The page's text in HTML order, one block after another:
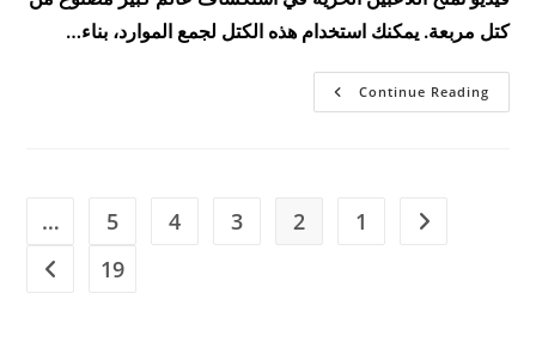
كتل مربعة. يمكنك استخدام هذه الكتل لجمع الموارد، بناء…
Continue Readingالغاء
الجزء
الثاني
Go to the previous page
1
2
3
4
5
…
19
page